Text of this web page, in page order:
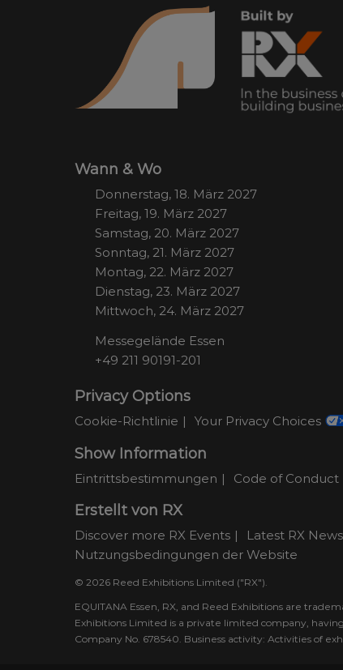
Wann & Wo
Donnerstag, 18. März 2027
Freitag, 19. März 2027
Samstag, 20. März 2027
Sonntag, 21. März 2027
Montag, 22. März 2027
Dienstag, 23. März 2027
Mittwoch, 24. März 2027
Messegelände Essen
+49 211 90191-201
Privacy Options
Cookie-Richtlinie Your Privacy Choices
Show Information
Eintrittsbestimmungen Code of Conduct
Erstellt von RX
Discover more RX Events Latest RX News
Nutzungsbedingungen der Website
© 2026 Reed Exhibitions Limited ("RX").
EQUITANA Essen, RX, and Reed Exhibitions are
Exhibitions Limited is a private limited company,
Company No. 678540. Business activity: Activities of